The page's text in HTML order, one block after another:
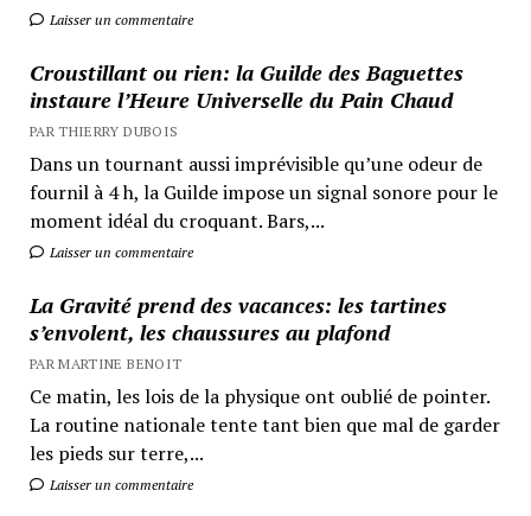
Laisser un commentaire
Croustillant ou rien: la Guilde des Baguettes
instaure l’Heure Universelle du Pain Chaud
PAR THIERRY DUBOIS
Dans un tournant aussi imprévisible qu’une odeur de
fournil à 4 h, la Guilde impose un signal sonore pour le
moment idéal du croquant. Bars,...
Laisser un commentaire
La Gravité prend des vacances: les tartines
s’envolent, les chaussures au plafond
PAR MARTINE BENOIT
Ce matin, les lois de la physique ont oublié de pointer.
La routine nationale tente tant bien que mal de garder
les pieds sur terre,...
Laisser un commentaire